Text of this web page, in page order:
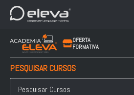
OFERTA
FORMATIVA
PESQUISAR CURSOS
Pesquisar
por: